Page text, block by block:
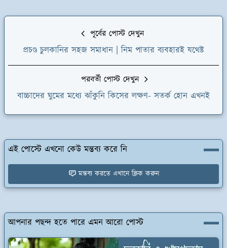
পূর্বের পোস্ট দেখুন
প্রচণ্ড চুলকানির সহজ সমাধান | নিম পাতার ব্যবহারই যথেষ্ট
পরবর্তী পোস্ট দেখুন
বাচ্চাদের ঘুমের মধ্যে ঝাঁকুনি কিসের লক্ষণ- সতর্ক হোন এখনই
এই পোস্টে এখনো কেউ মন্তব্য করে নি
মন্তব্য করতে এখানে ক্লিক করুন
আপনার পছন্দ হতে পারে এমন আরো পোস্ট